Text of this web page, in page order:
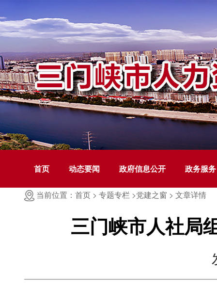
首页 动态要闻 政府信息公开 政务服务
当前位置：首页 > 专题专栏 >党建之窗 > 文章详情
三门峡市人社局